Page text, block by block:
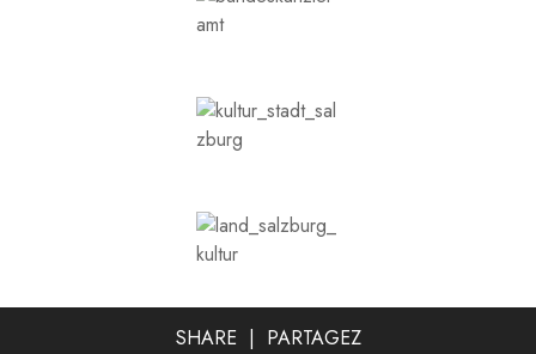
SHARE | PARTAGEZ